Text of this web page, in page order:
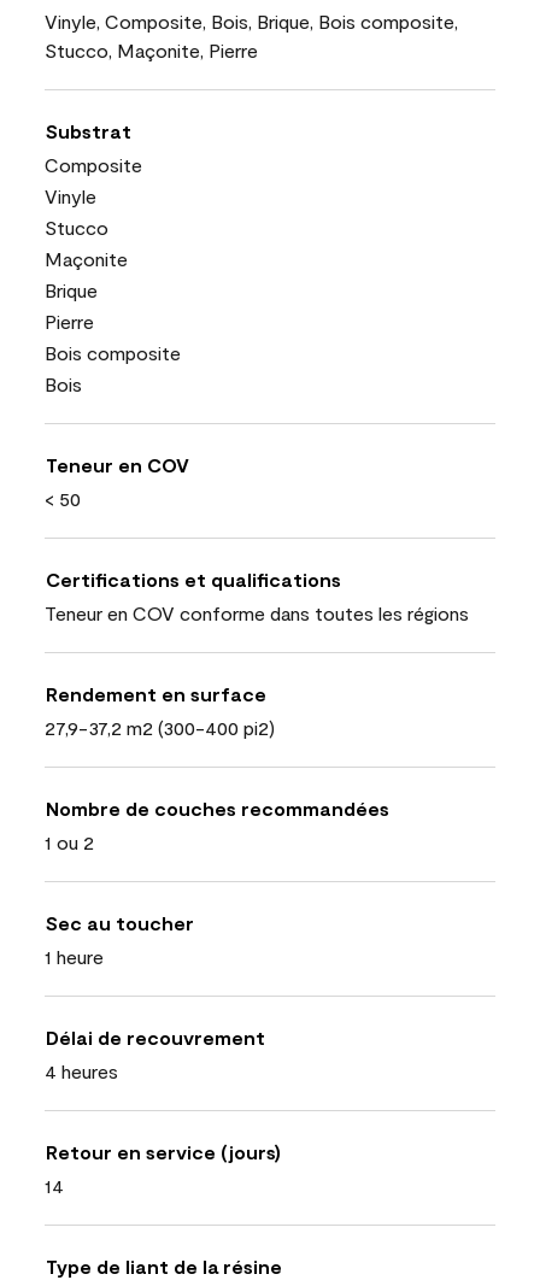
Vinyle, Composite, Bois, Brique, Bois composite,
Stucco, Maçonite, Pierre
Substrat
Composite
Vinyle
Stucco
Maçonite
Brique
Pierre
Bois composite
Bois
Teneur en COV
< 50
Certifications et qualifications
Teneur en COV conforme dans toutes les régions
Rendement en surface
27,9-37,2 m2 (300-400 pi2)
Nombre de couches recommandées
1 ou 2
Sec au toucher
1 heure
Délai de recouvrement
4 heures
Retour en service (jours)
14
Type de liant de la résine